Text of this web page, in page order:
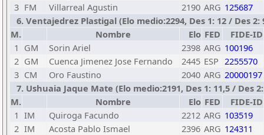
3 FM Villarreal Agustin 2190 ARG 125687
6. Ventajedrez Plastigal (Elo medio:2294, Des 1: 12 / Des 2:
M.
Nombre Elo FED
FIDE-ID
1 GM Sorin Ariel 2398 ARG 100196
2 GM Cuenca Jimenez Jose Fernando 2445 ESP 2255570
3 CM Oro Faustino 2040 ARG 20000197
7. Ushuaia Jaque Mate (Elo medio:2191, Des 1: 11,5 / Des
M.
Nombre Elo FED
FIDE-ID
1 IM Quiroga Facundo 2212 ARG 103519
2 IM Acosta Pablo Ismael 2396 ARG 124311